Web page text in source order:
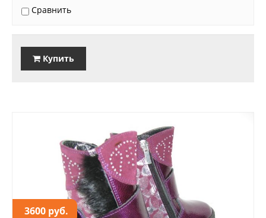
Сравнить
Купить
3600 руб.